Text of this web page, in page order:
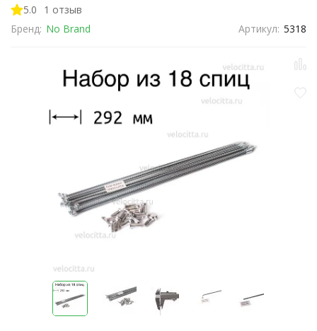
5.0
1 отзыв
Бренд: No Brand Артикул: 5318